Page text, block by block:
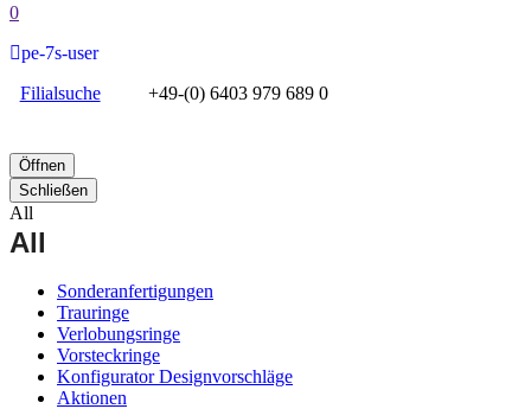
0
pe-7s-user
Filialsuche
+49-(0) 6403 979 689 0
Öffnen
Schließen
All
All
Sonderanfertigungen
Trauringe
Verlobungsringe
Vorsteckringe
Konfigurator Designvorschläge
Aktionen